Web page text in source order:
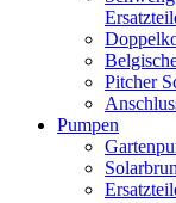
Pitcher
Pumpen